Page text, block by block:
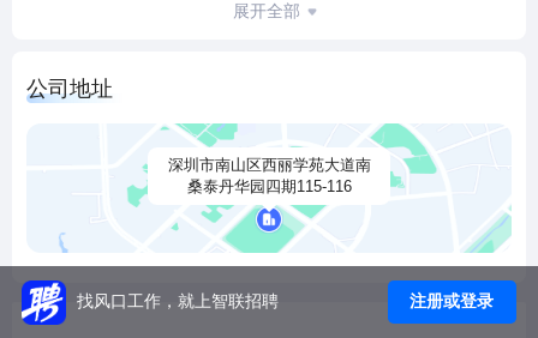
工作氛围，我们有具有竞争力的薪资待遇，我们还有人性化
的福利保障，我们热诚期待您的加入！
公司地址：深圳市南山区西丽学苑大道南桑泰丹华园四期115-
电话：0755-26614959
传真：0766-26951223
网址：www.szbiochem.com
展开全部
公司地址
深圳市南山区西丽学苑大道南
桑泰丹华园四期115-116
找风口工作，就上智联招聘 注册或登录